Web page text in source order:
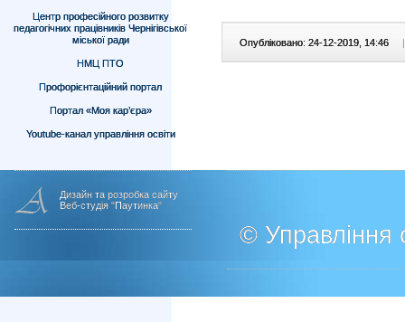
Центр професійного розвитку
педагогічних працівників Чернігівської
міської ради
НМЦ ПТО
Профорієнтаційний портал
Портал «Моя кар’єра»
Youtube-канал управління освіти
Опубліковано: 24-12-2019, 14:46 |
Дизайн та розробка сайту
Веб-студія "Паутинка"
© Управління